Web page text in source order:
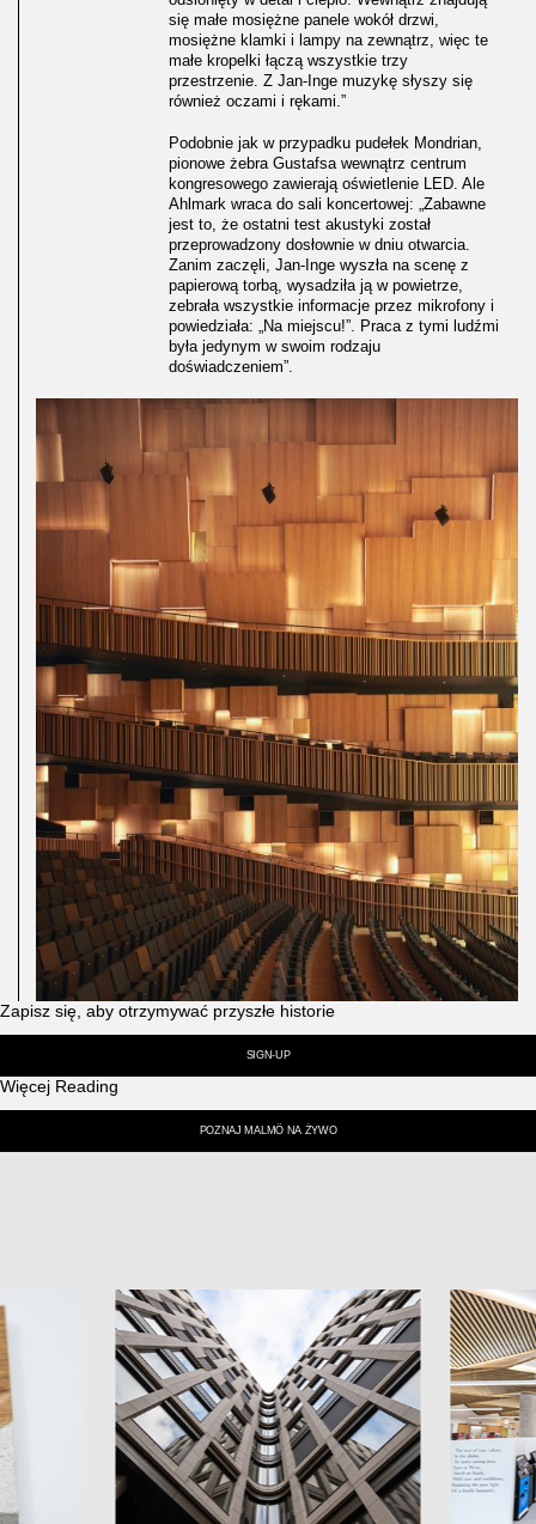
się małe mosiężne panele wokół drzwi,
mosiężne klamki i lampy na zewnątrz, więc te
małe kropelki łączą wszystkie trzy
przestrzenie. Z Jan-Inge muzykę słyszy się
również oczami i rękami.”
Podobnie jak w przypadku pudełek Mondrian,
pionowe żebra Gustafsa wewnątrz centrum
kongresowego zawierają oświetlenie LED. Ale
Ahlmark wraca do sali koncertowej: „Zabawne
jest to, że ostatni test akustyki został
przeprowadzony dosłownie w dniu otwarcia.
Zanim zaczęli, Jan-Inge wyszła na scenę z
papierową torbą, wysadziła ją w powietrze,
zebrała wszystkie informacje przez mikrofony i
powiedziała: „Na miejscu!”. Praca z tymi ludźmi
była jedynym w swoim rodzaju
doświadczeniem”.
Zapisz się, aby otrzymywać przyszłe historie
SIGN-UP
Więcej Reading
POZNAJ MALMÖ NA ŻYWO